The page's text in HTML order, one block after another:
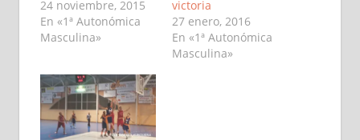
24 noviembre, 2015
En «1ª Autonómica
Masculina»
victoria
27 enero, 2016
En «1ª Autonómica
Masculina»